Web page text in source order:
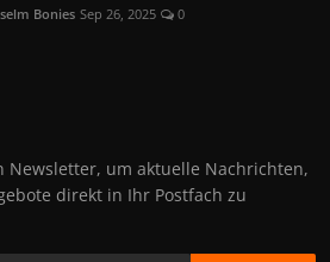
Bonies Sep 26, 2025 0
Newsletter, um aktuelle Nachrichten,
direkt in Ihr Postfach zu